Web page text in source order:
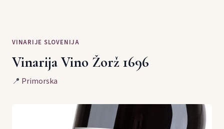
VINARIJE SLOVENIJA
Vinarija Vino Žorž 1696
📍 Primorska